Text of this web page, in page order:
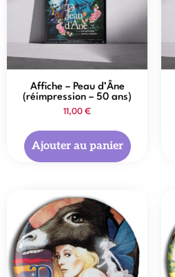
Affiche – Peau d’Âne
(réimpression – 50 ans)
11,00 €
Ajouter au panier